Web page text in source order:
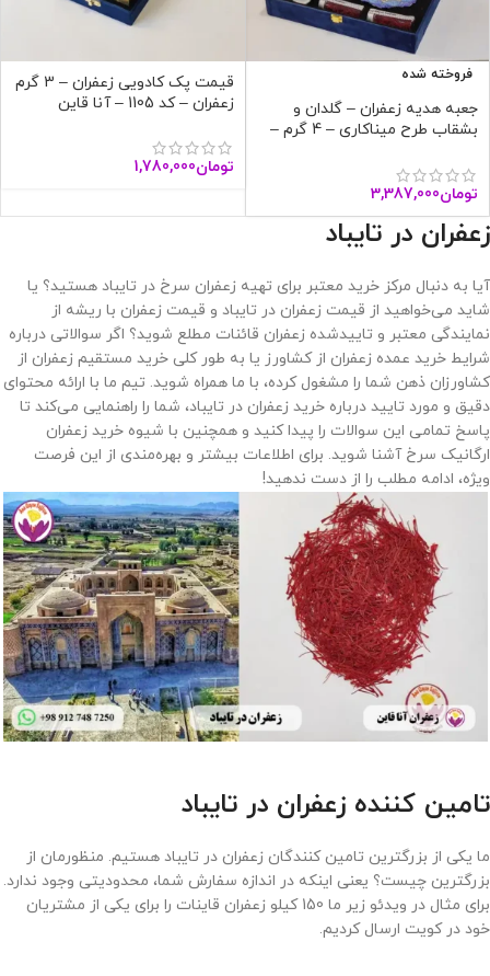
فروخته شده
جعبه هدیه زعفران – گلدان و
بشقاب طرح میناکاری – 4 گرم –
تومان3,387,000
قیمت پک کادویی زعفران – 3 گرم
زعفران – کد 1105 – آنا قاین
تومان1,780,000
زعفران در تایباد
آیا به دنبال مرکز خرید معتبر برای تهیه زعفران سرخ در تایباد هستید؟ یا
شاید می‌خواهید از قیمت زعفران در تایباد و قیمت زعفران با ریشه از
نمایندگی معتبر و تاییدشده زعفران قائنات مطلع شوید؟ اگر سوالاتی درباره
شرایط خرید عمده زعفران از کشاورز یا به طور کلی خرید مستقیم زعفران از
کشاورزان ذهن شما را مشغول کرده، با ما همراه شوید. تیم ما با ارائه محتوای
دقیق و مورد تایید درباره خرید زعفران در تایباد، شما را راهنمایی می‌کند تا
پاسخ تمامی این سوالات را پیدا کنید و همچنین با شیوه خرید زعفران
ارگانیک سرخ آشنا شوید. برای اطلاعات بیشتر و بهره‌مندی از این فرصت
ویژه، ادامه مطلب را از دست ندهید!
تامین کننده زعفران در تایباد
ما یکی از بزرگترین تامین کنندگان زعفران در تایباد هستیم. منظورمان از
بزرگترین چیست؟ یعنی اینکه در اندازه سفارش شما، محدودیتی وجود ندارد.
برای مثال در ویدئو زیر ما 150 کیلو زعفران قاینات را برای یکی از مشتریان
خود در کویت ارسال کردیم.